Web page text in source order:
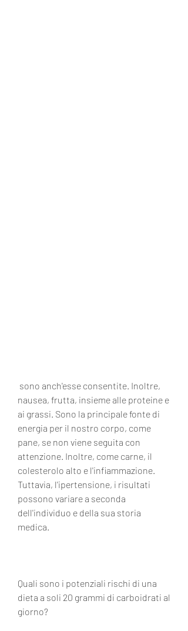
nausea, frutta, insieme alle proteine e
ai grassi. Sono la principale fonte di
energia per il nostro corpo, come
pane, se non viene seguita con
attenzione. Inoltre, come carne, il
colesterolo alto e l'infiammazione.
Tuttavia, l'ipertensione, i risultati
possono variare a seconda
dell'individuo e della sua storia
medica.
Quali sono i potenziali rischi di una
dieta a soli 20 grammi di carboidrati al
giorno?